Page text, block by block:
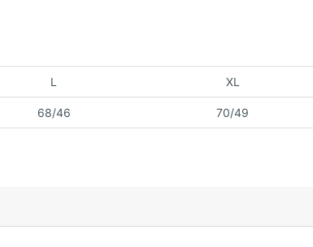
L XL
68/46 70/49